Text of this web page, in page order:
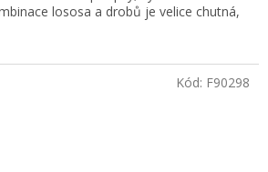
lososa a drobů je velice chutná,
Kód: F90298